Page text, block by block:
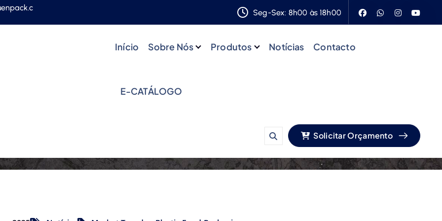
Seg-Sex: 8h00 às 18h00
Início Sobre Nós Produtos Notícias Contacto
E-CATÁLOGO
Solicitar Orçamento
de PP Descartável Premium